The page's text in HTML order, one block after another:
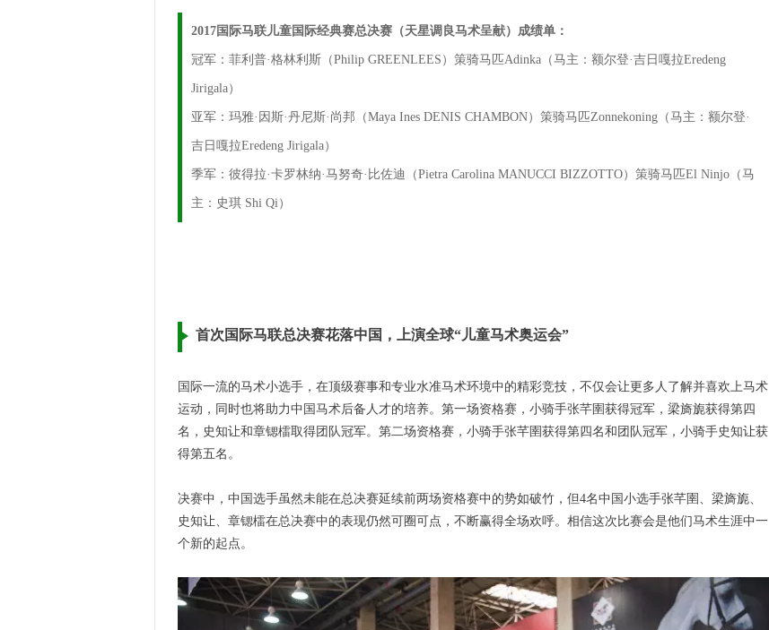
2017国际马联儿童国际经典赛总决赛（天星调良马术呈献）成绩单：
冠军：菲利普·格林利斯（Philip GREENLEES）策骑马匹Adinka（马主：额尔登·吉日嘎拉Eredeng
Jirigala）
亚军：玛雅·因斯·丹尼斯·尚邦（Maya Ines DENIS CHAMBON）策骑马匹Zonnekoning（马主：额尔登·
吉日嘎拉Eredeng Jirigala）
季军：彼得拉·卡罗林纳·马努奇·比佐迪（Pietra Carolina MANUCCI BIZZOTTO）策骑马匹El Ninjo（马
主：史琪 Shi Qi）
首次 国际马联总决赛花落中国 ， 上演全球“儿童马术奥运会”
国际一流的马术小选手，在顶级赛事和专业水准马术环境中的精彩竞技，不仅会让更多人了解并喜欢上马术
运动，同时也将助力中国马术后备人才的培养。第一场资格赛，小骑手张芊圉获得冠军，梁旖旎获得第四
名，史知让和章锶檑取得团队冠军。第二场资格赛，小骑手张芊圉获得第四名和团队冠军，小骑手史知让获
得第五名。
决赛中，中国选手虽然未能在总决赛延续前两场资格赛中的势如破竹，但4名中国小选手张芊圉、梁旖旎、
史知让、章锶檑在总决赛中的表现仍然可圈可点，不断赢得全场欢呼。相信这次比赛会是他们马术生涯中一
个新的起点。